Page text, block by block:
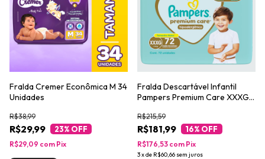
Fralda Cremer Econômica M 34
Unidades
R$29,99
R$38,99
23% OFF
R$29,09 com Pix
Fralda Descartável Infantil
Pampers Premium Care XXXG
R$181,99
R$215,59
16% OFF
3xde R$60,66 sem juros
R$176,53 com Pix